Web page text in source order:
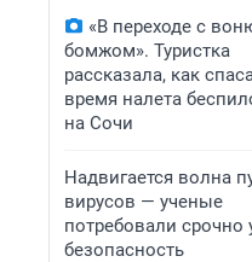
«В переходе с
бомжом». Туристка
рассказала, как
время налета
на Сочи
Надвигается волна
вирусов — ученые
потребовали срочно
безопасность